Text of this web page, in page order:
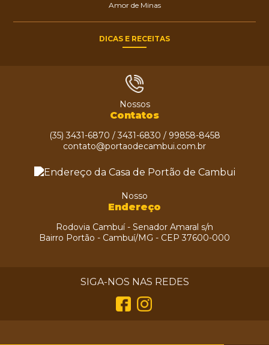
HOME
PORTÃO
Amor de Minas
DICAS E RECEITAS
Nossos
Contatos
(35) 3431-6870 / 3431-6830 / 99858-8458
contato@portaodecambui.com.br
Nosso
Endereço
Rodovia Cambuí - Senador Amaral s/n
Bairro Portão - Cambuí/MG - CEP 37600-000
SIGA-NOS NAS REDES